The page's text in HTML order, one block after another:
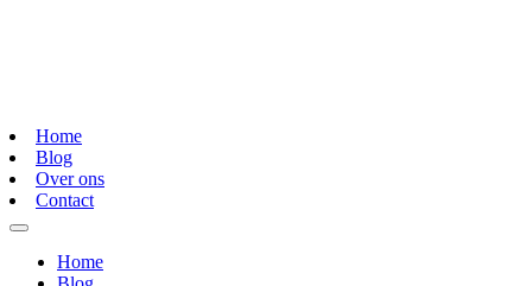
Home
Blog
Over ons
Contact
Home